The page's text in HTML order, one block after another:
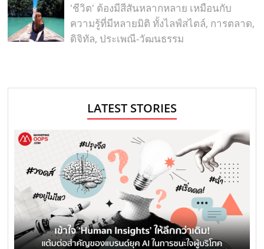
'ชีวิต' ต้องมีสีสันหลากหลาย เหมือนกับ
ความรู้ที่มีหลายมิติ ทั้งไลฟ์สไตล์, การตลาด,
ดิจิทัล, ประเพณี-วัฒนธรรม
LATEST STORIES